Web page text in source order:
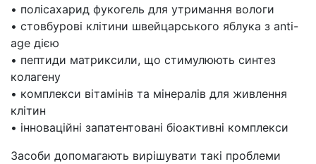
• полісахарид фукогель для утримання вологи
• стовбурові клітини швейцарського яблука з anti-
age дією
• пептиди матриксили, що стимулюють синтез
колагену
• комплекси вітамінів та мінералів для живлення
клітин
• інноваційні запатентовані біоактивні комплекси
Засоби допомагають вирішувати такі проблеми